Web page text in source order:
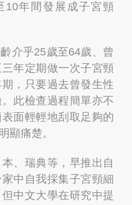
10年間發展成子宮頸
介乎25歲至64歲、曾
年定期做一次子宮頸
，只要過去曾發生性
此檢查過程簡單亦不
面輕輕地刮取足夠的
顯痛楚。
、瑞典等，早推出自
中自我採集子宮頸細
中文大學在研究中提